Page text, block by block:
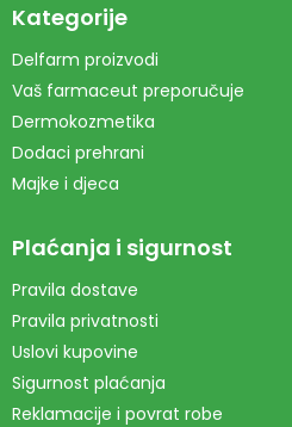
Kategorije
Delfarm proizvodi
Vaš farmaceut preporučuje
Dermokozmetika
Dodaci prehrani
Majke i djeca
Plaćanja i sigurnost
Pravila dostave
Pravila privatnosti
Uslovi kupovine
Sigurnost plaćanja
Reklamacije i povrat robe